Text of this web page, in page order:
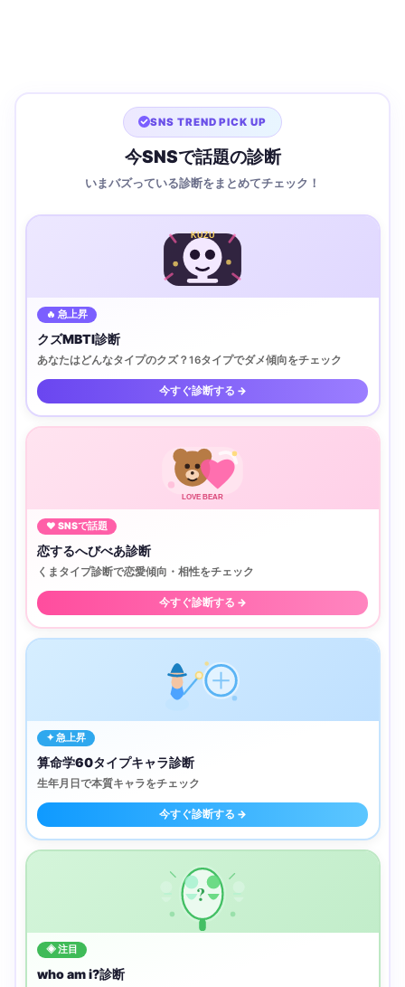
SNS TREND PICK UP
今SNSで話題の診断
いまバズっている診断をまとめてチェック！
KUZU
🔥 急上昇
クズMBTI診断
あなたはどんなタイプのクズ？16タイプでダメ傾向をチェック
今すぐ診断する →
LOVE BEAR
♥ SNSで話題
恋するへびべあ診断
くまタイプ診断で恋愛傾向・相性をチェック
今すぐ診断する →
✦ 急上昇
算命学60タイプキャラ診断
生年月日で本質キャラをチェック
今すぐ診断する →
?
◈ 注目
who am i?診断